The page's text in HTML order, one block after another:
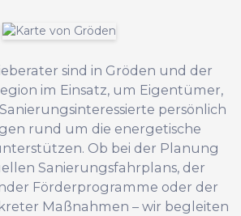
sind in Gröden und der
im Einsatz, um Eigentümer,
persönlich
rund um die energetische
Ob bei der Planung
Sanierungsfahrplans, der
Förderprogramme oder der
Maßnahmen – wir begleiten